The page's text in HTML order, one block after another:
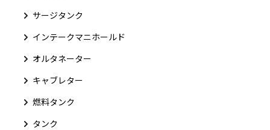
サージタンク
インテークマニホールド
オルタネーター
キャブレター
燃料タンク
タンク